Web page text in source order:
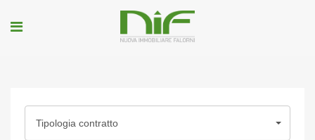
Tipologia contratto